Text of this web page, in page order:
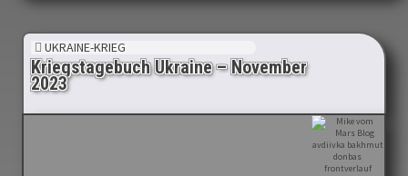
UKRAINE-KRIEG
Kriegstagebuch Ukraine – November
2023